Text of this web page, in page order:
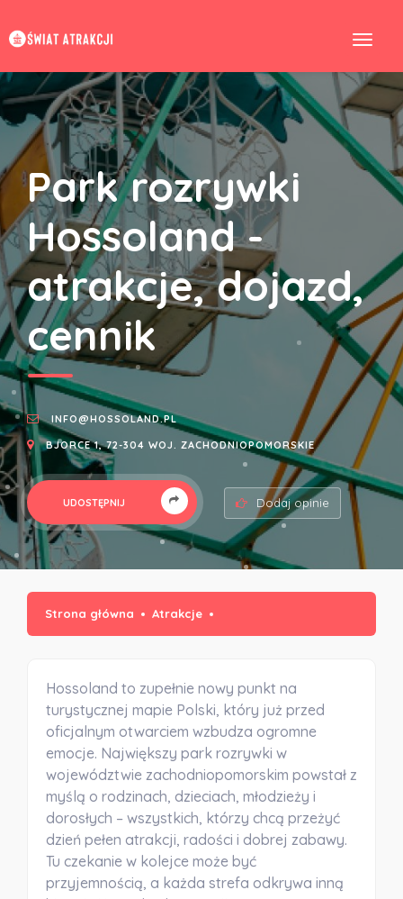
Park rozrywki
Hossoland -
atrakcje, dojazd,
cennik
INFO@HOSSOLAND.PL
BJORCE 1, 72-304 WOJ. ZACHODNIOPOMORSKIE
UDOSTĘPNIJ Dodaj opinie
Strona główna Atrakcje
Hossoland to zupełnie nowy punkt na
turystycznej mapie Polski, który już przed
oficjalnym otwarciem wzbudza ogromne
emocje. Największy park rozrywki w
województwie zachodniopomorskim powstał z
myślą o rodzinach, dzieciach, młodzieży i
dorosłych – wszystkich, którzy chcą przeżyć
dzień pełen atrakcji, radości i dobrej zabawy.
Tu czekanie w kolejce może być
przyjemnością, a każda strefa odkrywa inną